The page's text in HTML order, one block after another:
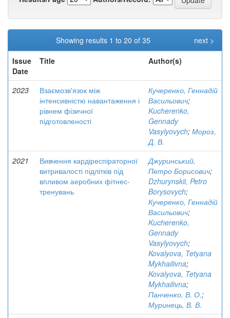
Showing results 1 to 20 of 35
next >
Issue
Date
Title Author(s)
2023
Взаємозв'язок між
інтенсивністю навантаження і
рівнем фізичної
підготовленості
Кучеренко, Геннадій
Васильович;
Kucherenko,
Gennady
Vasylyovych; Мороз,
Д. В.
2021
Вивчення кардіреспіраторної
витривалості підлітків під
впливом аеробних фітнес-
тренувань
Джуринський,
Петро Борисович;
Dzhurynskii, Petro
Borysovych;
Кучеренко, Геннадій
Васильович;
Kucherenko,
Gennady
Vasylyovych;
Kovalyova, Tetyana
Mykhailivna;
Kovalyova, Tetyana
Mykhailivna;
Панченко, В. О.;
Муринець, В. В.